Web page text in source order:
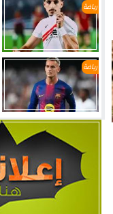
رياضة
رياضة